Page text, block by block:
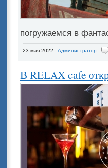
погружаемся в
23 мая 2022 - Администратор -
В RELAX cafe